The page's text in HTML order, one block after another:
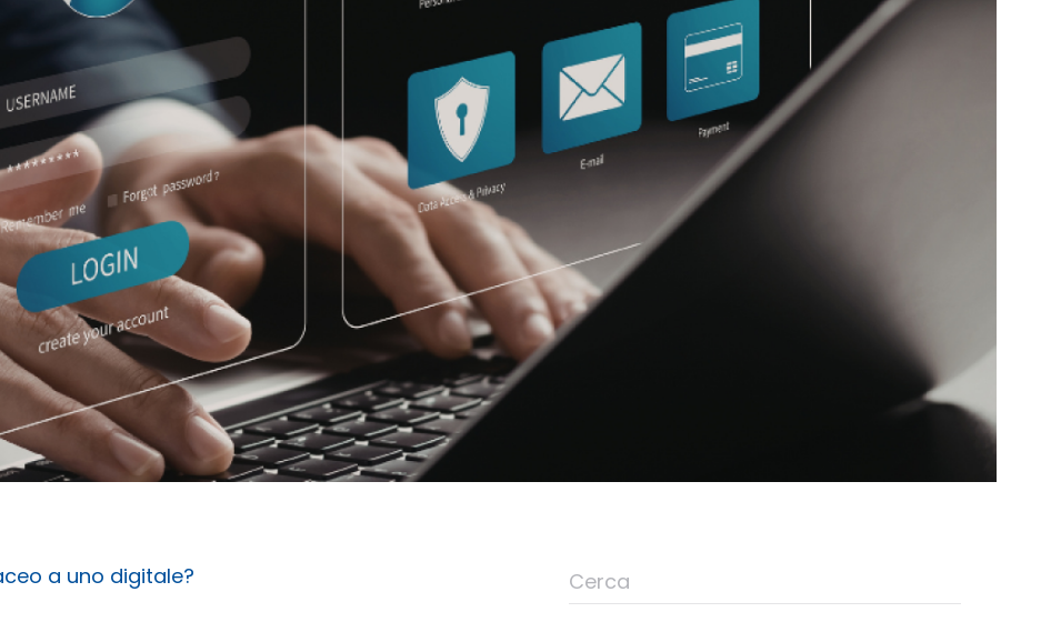
a uno digitale?